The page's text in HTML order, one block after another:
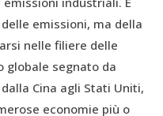
emissioni, ma della
nelle filiere delle
globale segnato da
Cina agli Stati Uniti,
economie più o